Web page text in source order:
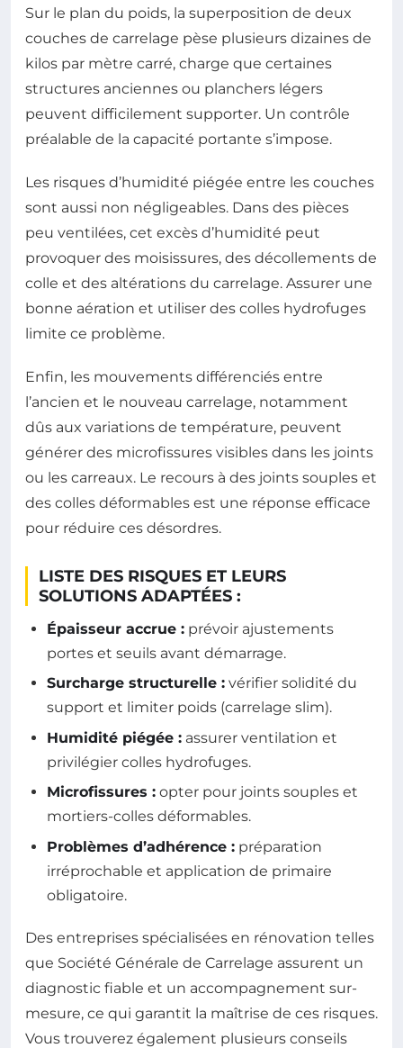
Sur le plan du poids, la superposition de deux
couches de carrelage pèse plusieurs dizaines de
kilos par mètre carré, charge que certaines
structures anciennes ou planchers légers
peuvent difficilement supporter. Un contrôle
préalable de la capacité portante s’impose.
Les risques d’humidité piégée entre les couches
sont aussi non négligeables. Dans des pièces
peu ventilées, cet excès d’humidité peut
provoquer des moisissures, des décollements de
colle et des altérations du carrelage. Assurer une
bonne aération et utiliser des colles hydrofuges
limite ce problème.
Enfin, les mouvements différenciés entre
l’ancien et le nouveau carrelage, notamment
dûs aux variations de température, peuvent
générer des microfissures visibles dans les joints
ou les carreaux. Le recours à des joints souples et
des colles déformables est une réponse efficace
pour réduire ces désordres.
LISTE DES RISQUES ET LEURS
SOLUTIONS ADAPTÉES :
Épaisseur accrue : prévoir ajustements
portes et seuils avant démarrage.
Surcharge structurelle : vérifier solidité du
support et limiter poids (carrelage slim).
Humidité piégée : assurer ventilation et
privilégier colles hydrofuges.
Microfissures : opter pour joints souples et
mortiers-colles déformables.
Problèmes d’adhérence : préparation
irréprochable et application de primaire
obligatoire.
Des entreprises spécialisées en rénovation telles
que Société Générale de Carrelage assurent un
diagnostic fiable et un accompagnement sur-
mesure, ce qui garantit la maîtrise de ces risques.
Vous trouverez également plusieurs conseils